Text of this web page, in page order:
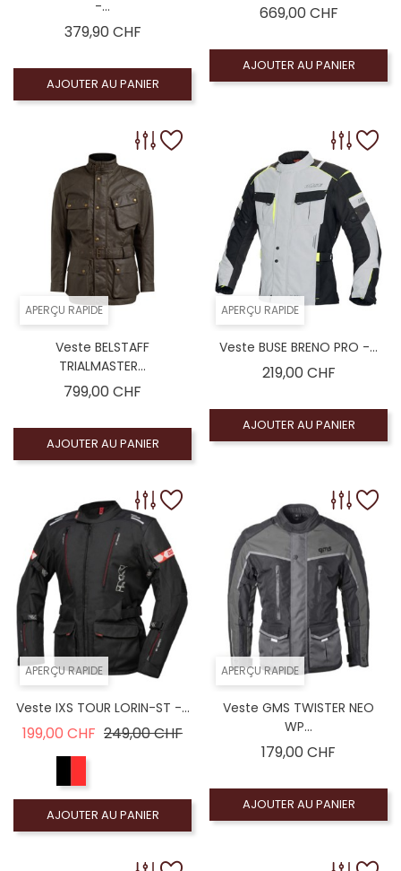
-...
379,90 CHFPrix
AJOUTER AU PANIER
669,00 CHFPrix
AJOUTER AU PANIER
APERÇU RAPIDE
Veste BELSTAFF
TRIALMASTER...
799,00 CHF
AJOUTER AU PANIER
APERÇU RAPIDE
Veste BUSE BRENO PRO -...
219,00 CHFPrix
AJOUTER AU PANIER
APERÇU RAPIDE
Veste IXS TOUR LORIN-ST -...
199,00 CHF Prix de base
249,00 CHFPrix
AJOUTER AU PANIER
APERÇU RAPIDE
Veste GMS TWISTER NEO
WP...
179,00 CHF
AJOUTER AU PANIER